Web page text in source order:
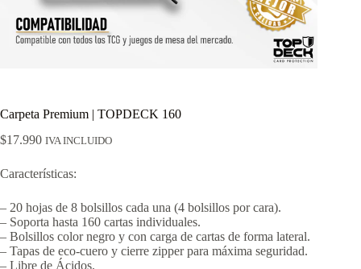
Carpeta Premium | TOPDECK 160
$17.990 IVA INCLUIDO
Características:
– 20 hojas de 8 bolsillos cada una (4 bolsillos por cara).
– Soporta hasta 160 cartas individuales.
– Bolsillos color negro y con carga de cartas de forma lateral.
– Tapas de eco-cuero y cierre zipper para máxima seguridad.
– Libre de Ácidos.